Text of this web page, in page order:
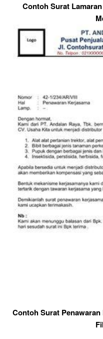
Contoh Surat
Contoh Surat